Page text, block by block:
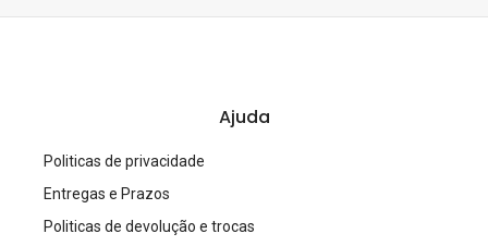
Ajuda
Politicas de privacidade
Entregas e Prazos
Politicas de devolução e trocas